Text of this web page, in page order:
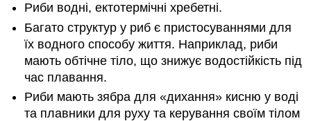
Риби водні, ектотермічні хребетні.
Багато структур у риб є пристосуваннями для
їх водного способу життя. Наприклад, риби
мають обтічне тіло, що знижує водостійкість під
час плавання.
Риби мають зябра для «дихання» кисню у воді
та плавники для руху та керування своїм тілом